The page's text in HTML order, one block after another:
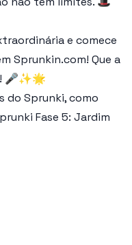
e comece
Sprunkin.com! Que a
🎤✨🌟
do Sprunki, como
Fase 5: Jardim